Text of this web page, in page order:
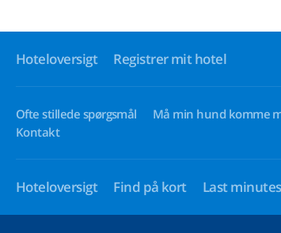
Hoteloversigt Registrer mit hotel
Ofte stillede spørgsmål Må min hund komme
Kontakt
Hoteloversigt Find på kort Last minutes